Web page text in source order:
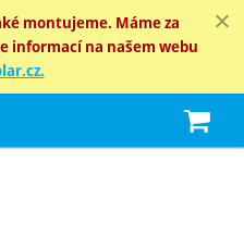
montujeme. Máme za
informací na našem webu